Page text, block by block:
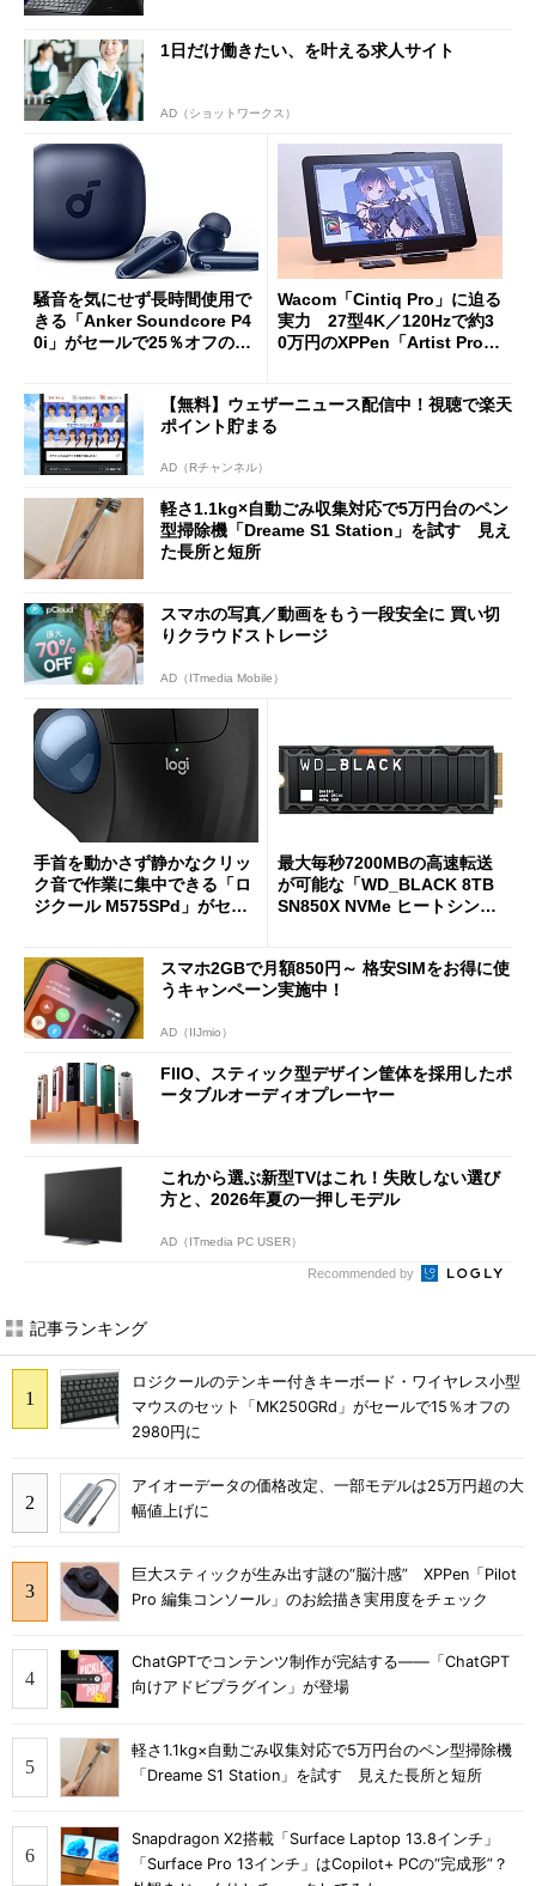
1日だけ働きたい、を叶える求人サイト
AD（ショットワークス）
騒音を気にせず長時間使用で
きる「Anker Soundcore P4
0i」がセールで25％オフの59
Wacom「Cintiq Pro」に迫る
実力 27型4K／120Hzで約3
0万円のXPPen「Artist Pro 2
【無料】ウェザーニュース配信中！視聴で楽天
ポイント貯まる
AD（Rチャンネル）
軽さ1.1kg×自動ごみ収集対応で5万円台のペン
型掃除機「Dreame S1 Station」を試す 見え
た長所と短所
スマホの写真／動画をもう一段安全に 買い切
りクラウドストレージ
AD（ITmedia Mobile）
手首を動かさず静かなクリッ
ク音で作業に集中できる「ロ
ジクール M575SPd」がセー
最大毎秒7200MBの高速転送
が可能な「WD_BLACK 8TB
SN850X NVMe ヒートシンク
スマホ2GBで月額850円～ 格安SIMをお得に使
うキャンペーン実施中！
AD（IIJmio）
FIIO、スティック型デザイン筐体を採用したポ
ータブルオーディオプレーヤー
これから選ぶ新型TVはこれ！失敗しない選び
方と、2026年夏の一押しモデル
AD（ITmedia PC USER）
Recommended by
記事ランキング
ロジクールのテンキー付きキーボード・ワイヤレス小型
マウスのセット「MK250GRd」がセールで15％オフの
2980円に
アイオーデータの価格改定、一部モデルは25万円超の大
幅値上げに
巨大スティックが生み出す謎の“脳汁感” XPPen「Pilot
Pro 編集コンソール」のお絵描き実用度をチェック
ChatGPTでコンテンツ制作が完結する――「ChatGPT
向けアドビプラグイン」が登場
軽さ1.1kg×自動ごみ収集対応で5万円台のペン型掃除機
「Dreame S1 Station」を試す 見えた長所と短所
Snapdragon X2搭載「Surface Laptop 13.8インチ」
「Surface Pro 13インチ」はCopilot+ PCの“完成形”？